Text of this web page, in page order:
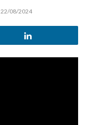
22/08/2024